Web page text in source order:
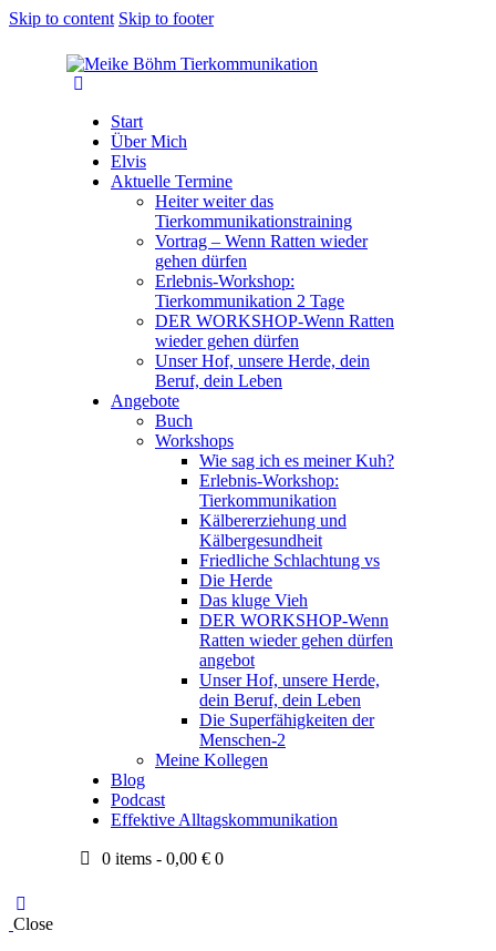
Skip to content Skip to footer
Start
Über Mich
Elvis
Aktuelle Termine
Heiter weiter das
Tierkommunikationstraining
Vortrag – Wenn Ratten wieder
gehen dürfen
Erlebnis-Workshop:
Tierkommunikation 2 Tage
DER WORKSHOP-Wenn Ratten
wieder gehen dürfen
Unser Hof, unsere Herde, dein
Beruf, dein Leben
Angebote
Buch
Workshops
Wie sag ich es meiner Kuh?
Erlebnis-Workshop:
Tierkommunikation
Kälbererziehung und
Kälbergesundheit
Friedliche Schlachtung vs
Die Herde
Das kluge Vieh
DER WORKSHOP-Wenn
Ratten wieder gehen dürfen
angebot
Unser Hof, unsere Herde,
dein Beruf, dein Leben
Die Superfähigkeiten der
Menschen-2
Meine Kollegen
Blog
Podcast
Effektive Alltagskommunikation
0 items -0,00 € 0
Close